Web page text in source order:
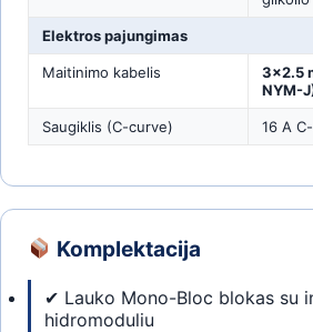
Elektros pajungimas
Maitinimo kabelis
3×2.5
NYM-
Saugiklis (C-curve) 16 A
Komplektacija
✔ Lauko Mono-Bloc blokas su
hidromoduliu